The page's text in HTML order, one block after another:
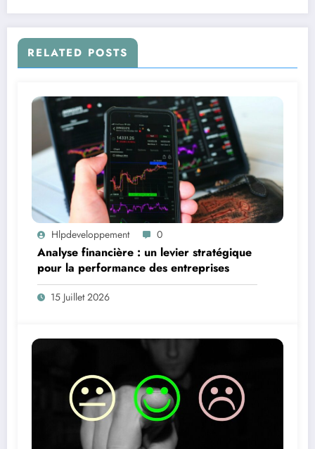
RELATED POSTS
Hlpdeveloppement 0
Analyse financière : un levier stratégique
pour la performance des entreprises
15 Juillet 2026